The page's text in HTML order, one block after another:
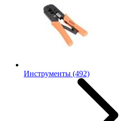
Инструменты (492)